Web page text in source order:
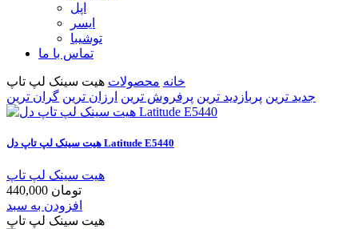
اپل
ایسر
توشیبا
تماس با ما
خانه محصولات هیت سینک لپ تاپ
جدید ترین پربازدید ترین پرفروش ترین ارزان ترین گران ترین
هیت سینک لپ تاپ دل Latitude E5440
هیت سینک لپ تاپ
440,000 تومان
افزودن به سبد
هیت سینک لپ تاپ